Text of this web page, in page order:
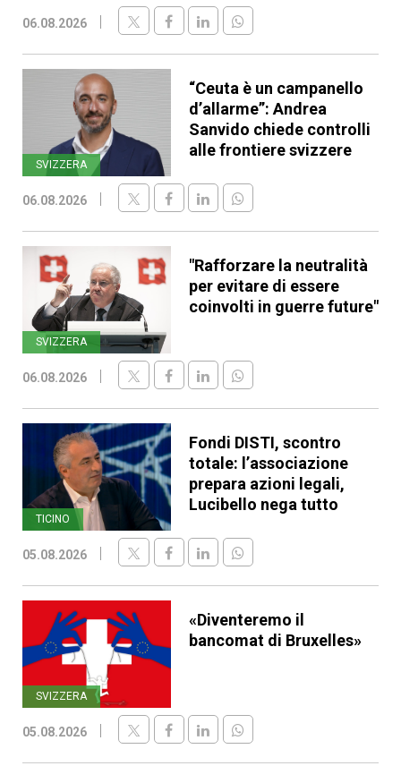
06.08.2026
SVIZZERA
“Ceuta è un campanello
d’allarme”: Andrea
Sanvido chiede controlli
alle frontiere svizzere
06.08.2026
SVIZZERA
"Rafforzare la neutralità
per evitare di essere
coinvolti in guerre future"
06.08.2026
TICINO
Fondi DISTI, scontro
totale: l’associazione
prepara azioni legali,
Lucibello nega tutto
05.08.2026
SVIZZERA
«Diventeremo il
bancomat di Bruxelles»
05.08.2026